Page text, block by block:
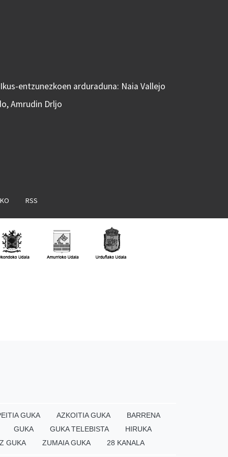
entzunezkoen arduraduna: Naia Vallejo
Amrudin Drljo
RSS
GUKA AZKOITIA GUKA
BARRENA
GUKA
GUKA TELEBISTA
HIRUKA
GUKA
ZUMAIA GUKA 28 KANALA